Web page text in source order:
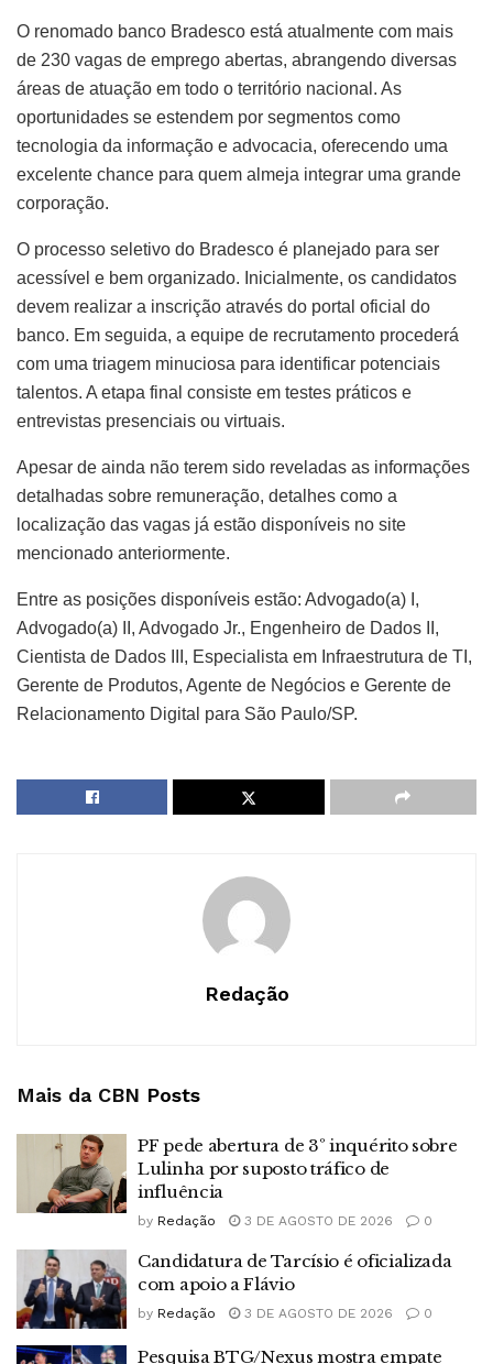
O renomado banco Bradesco está atualmente com mais
de 230 vagas de emprego abertas, abrangendo diversas
áreas de atuação em todo o território nacional. As
oportunidades se estendem por segmentos como
tecnologia da informação e advocacia, oferecendo uma
excelente chance para quem almeja integrar uma grande
corporação.
O processo seletivo do Bradesco é planejado para ser
acessível e bem organizado. Inicialmente, os candidatos
devem realizar a inscrição através do portal oficial do
banco. Em seguida, a equipe de recrutamento procederá
com uma triagem minuciosa para identificar potenciais
talentos. A etapa final consiste em testes práticos e
entrevistas presenciais ou virtuais.
Apesar de ainda não terem sido reveladas as informações
detalhadas sobre remuneração, detalhes como a
localização das vagas já estão disponíveis no site
mencionado anteriormente.
Entre as posições disponíveis estão: Advogado(a) I,
Advogado(a) II, Advogado Jr., Engenheiro de Dados II,
Cientista de Dados III, Especialista em Infraestrutura de TI,
Gerente de Produtos, Agente de Negócios e Gerente de
Relacionamento Digital para São Paulo/SP.
Redação
Mais da CBN Posts
PF pede abertura de 3º inquérito sobre
Lulinha por suposto tráfico de
influência
by Redação 3 DE AGOSTO DE 2026 0
Candidatura de Tarcísio é oficializada
com apoio a Flávio
by Redação 3 DE AGOSTO DE 2026 0
Pesquisa BTG/Nexus mostra empate